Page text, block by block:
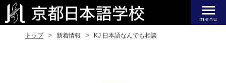
menu
トップ 新着情報 KJ 日本語なんでも相談